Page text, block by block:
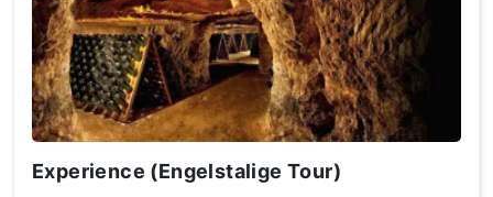
Experience (Engelstalige Tour)